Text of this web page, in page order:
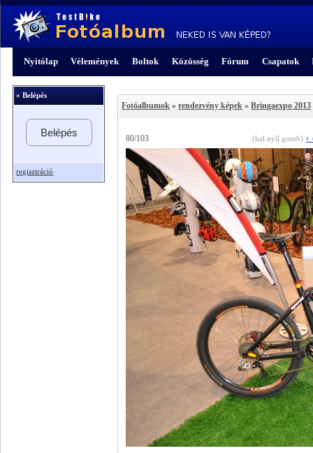
Nyitólap Vélemények Boltok Közösség Fórum Csapatok
» Belépés
Belépés
regisztráció
Fotóalbumok »rendezvény képek »Bringaexpo 2013
80/103 (bal nyíl gomb) ‹